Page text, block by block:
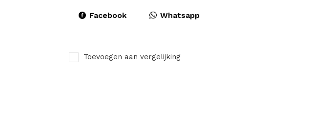
Facebook Whatsapp
Toevoegen aan vergelijking